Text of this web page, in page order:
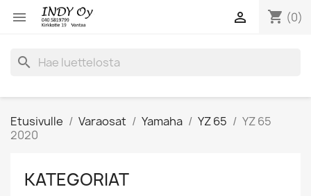
 shopping_cart (0)

search
Etusivulle Varaosat Yamaha YZ 65
YZ 65
2020
KATEGORIAT